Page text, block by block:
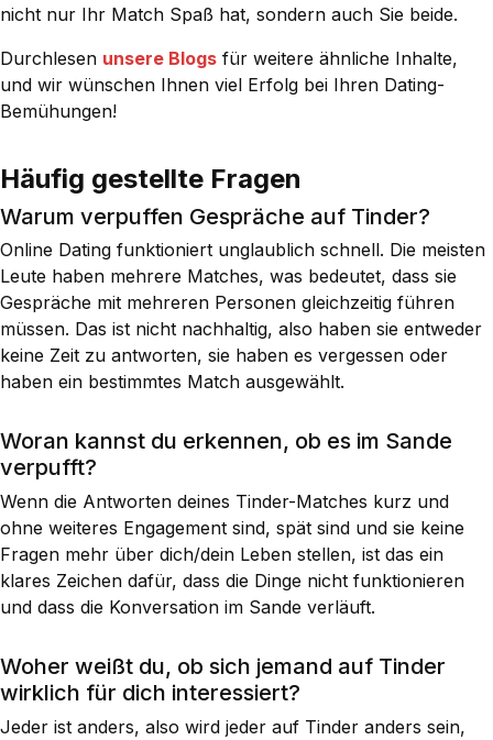
nicht nur Ihr Match Spaß hat, sondern auch Sie beide.
Durchlesen unsere Blogs für weitere ähnliche Inhalte,
und wir wünschen Ihnen viel Erfolg bei Ihren Dating-
Bemühungen!
Häufig gestellte Fragen
Warum verpuffen Gespräche auf Tinder?
Online Dating funktioniert unglaublich schnell. Die meisten
Leute haben mehrere Matches, was bedeutet, dass sie
Gespräche mit mehreren Personen gleichzeitig führen
müssen. Das ist nicht nachhaltig, also haben sie entweder
keine Zeit zu antworten, sie haben es vergessen oder
haben ein bestimmtes Match ausgewählt.
Woran kannst du erkennen, ob es im Sande
verpufft?
Wenn die Antworten deines Tinder-Matches kurz und
ohne weiteres Engagement sind, spät sind und sie keine
Fragen mehr über dich/dein Leben stellen, ist das ein
klares Zeichen dafür, dass die Dinge nicht funktionieren
und dass die Konversation im Sande verläuft.
Woher weißt du, ob sich jemand auf Tinder
wirklich für dich interessiert?
Jeder ist anders, also wird jeder auf Tinder anders sein,